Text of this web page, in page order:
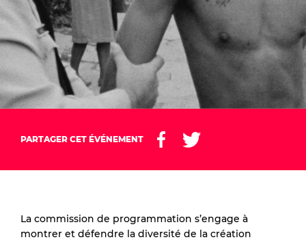
PARTAGER CET ÉVÉNEMENT
La commission de programmation s’engage à
montrer et défendre la diversité de la création